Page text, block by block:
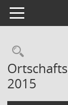
Toggle navigation
2015